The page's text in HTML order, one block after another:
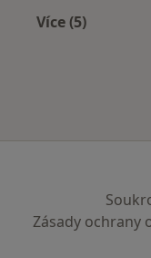
Více (5)
Zásady ochrany